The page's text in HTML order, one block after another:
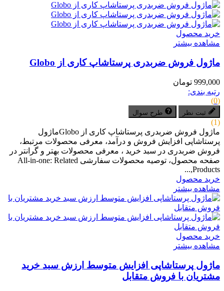
خرید محصول
مشاهده بیشتر
ماژول فروش ضربدری پرستاشاپ کاری از Globo
999,000 تومان
رتبه بندی:
(0)
ثبت نظر طرح سوال
(1)
ماژول فروش ضربدری پرستاشاپ کاری از Globoماژول
پرستاشاپی افزایش فروش و درآمد، معرفی محصولات مرتبط،
فروش ضربدری در سبد خرید ، معرفی محصولات بهتر و گرانتر در
صفحه محصول، توصیه محصولات سفارشی All-in-one: Related
Products,...
خرید محصول
مشاهده بیشتر
خرید محصول
مشاهده بیشتر
ماژول پرستاشاپی افزایش متوسط ارزش سبد خرید
مشتریان با فروش متقابل